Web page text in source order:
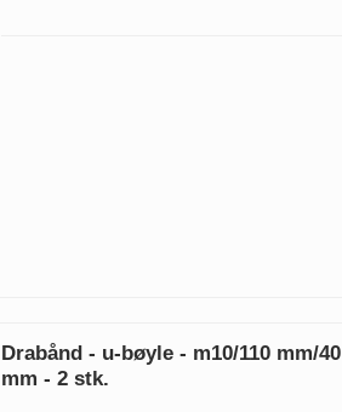
Drabånd - u-bøyle - m10/110 mm/40
mm - 2 stk.